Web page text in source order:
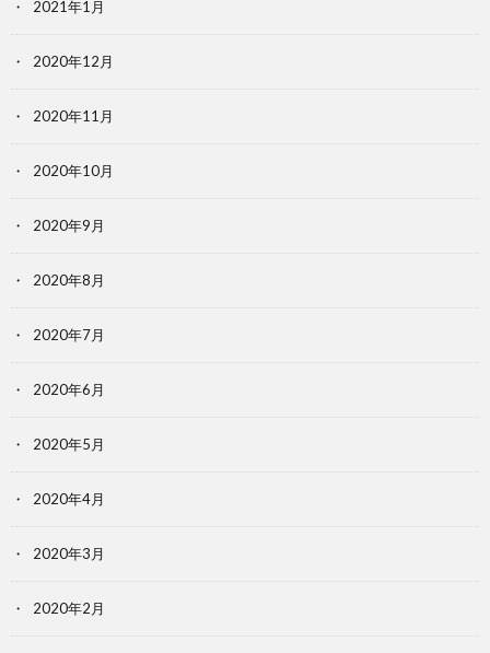
2021年1月
2020年12月
2020年11月
2020年10月
2020年9月
2020年8月
2020年7月
2020年6月
2020年5月
2020年4月
2020年3月
2020年2月